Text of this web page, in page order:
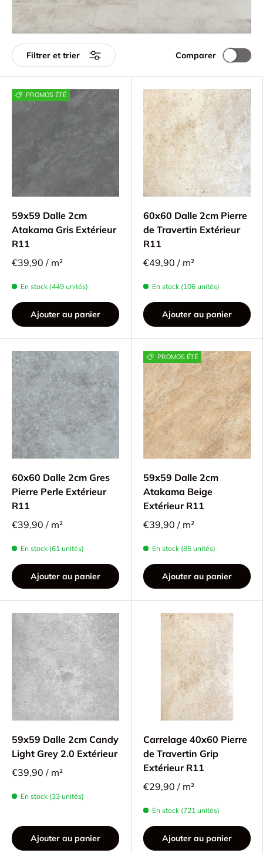
Filtrer et trier Comparer
PROMOS ÉTÉ
59x59 Dalle 2cm
Atakama Gris Extérieur
R11
€39,90 / m²
En stock (449 unités)
Ajouter au panier
60x60 Dalle 2cm Pierre
de Travertin Extérieur
R11
€49,90 / m²
En stock (106 unités)
Ajouter au panier
60x60 Dalle 2cm Gres
Pierre Perle Extérieur
R11
€39,90 / m²
En stock (61 unités)
Ajouter au panier
PROMOS ÉTÉ
59x59 Dalle 2cm
Atakama Beige
Extérieur R11
€39,90 / m²
En stock (85 unités)
Ajouter au panier
59x59 Dalle 2cm Candy
Light Grey 2.0 Extérieur
€39,90 / m²
En stock (33 unités)
Ajouter au panier
Carrelage 40x60 Pierre
de Travertin Grip
Extérieur R11
€29,90 / m²
En stock (721 unités)
Ajouter au panier